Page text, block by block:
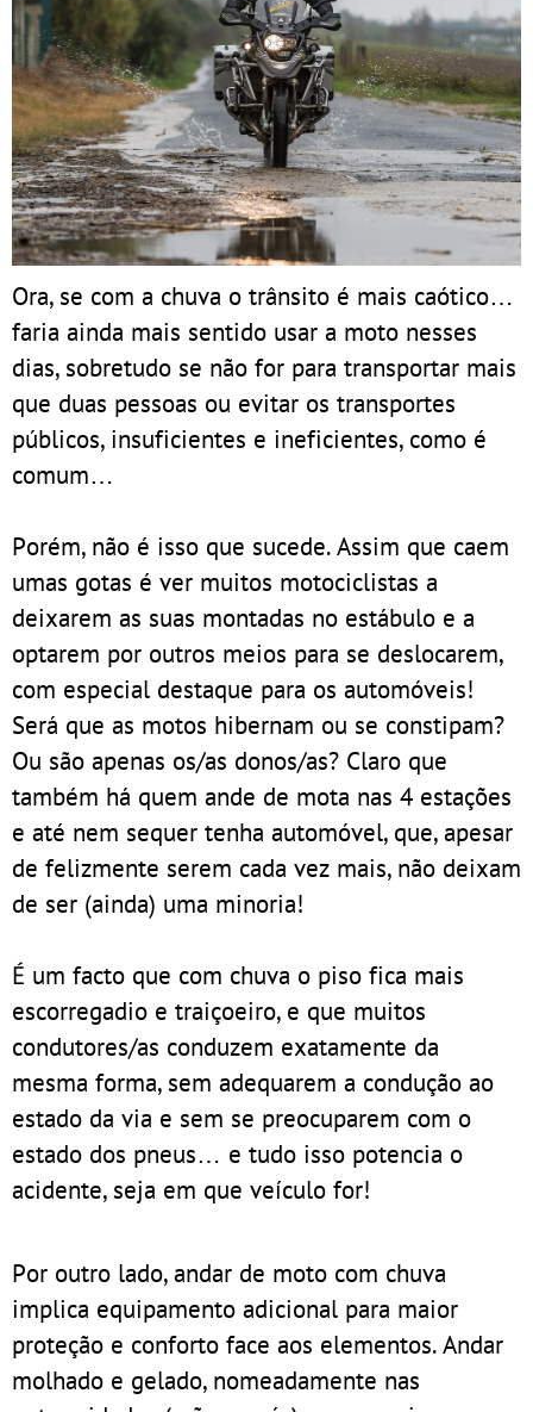
Ora, se com a chuva o trânsito é mais caótico…
faria ainda mais sentido usar a moto nesses
dias, sobretudo se não for para transportar mais
que duas pessoas ou evitar os transportes
públicos, insuficientes e ineficientes, como é
comum…
Porém, não é isso que sucede. Assim que caem
umas gotas é ver muitos motociclistas a
deixarem as suas montadas no estábulo e a
optarem por outros meios para se deslocarem,
com especial destaque para os automóveis!
Será que as motos hibernam ou se constipam?
Ou são apenas os/as donos/as? Claro que
também há quem ande de mota nas 4 estações
e até nem sequer tenha automóvel, que, apesar
de felizmente serem cada vez mais, não deixam
de ser (ainda) uma minoria!
É um facto que com chuva o piso fica mais
escorregadio e traiçoeiro, e que muitos
condutores/as conduzem exatamente da
mesma forma, sem adequarem a condução ao
estado da via e sem se preocuparem com o
estado dos pneus… e tudo isso potencia o
acidente, seja em que veículo for!
Por outro lado, andar de moto com chuva
implica equipamento adicional para maior
proteção e conforto face aos elementos. Andar
molhado e gelado, nomeadamente nas